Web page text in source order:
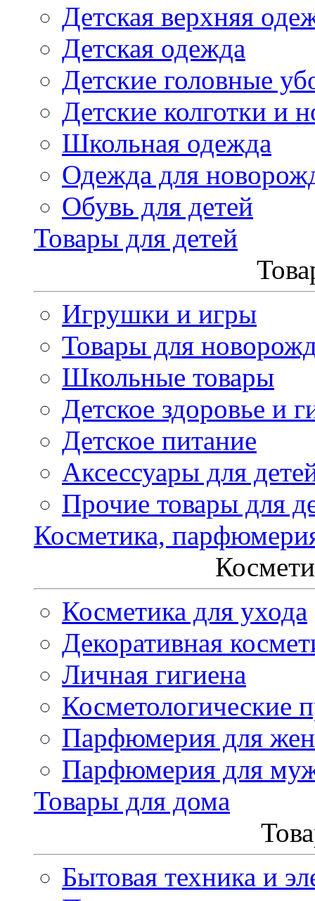
Детская верхняя
Детская одежда
Детские головные
Детские колготки и
Школьная одежда
Одежда для
Обувь для детей
Товары для детей
Игрушки и игры
Товары для
Школьные товары
Детское здоровье и
Детское питание
Аксессуары для
Прочие товары для
Косметика,
Косметика для ухода
Декоративная
Личная гигиена
Косметологические
Парфюмерия для
Парфюмерия для
Товары для дома
Бытовая техника и